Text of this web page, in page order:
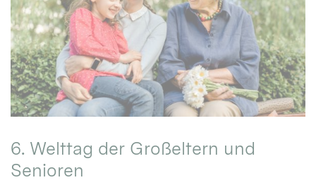
6. Welttag der Großeltern und
Senioren